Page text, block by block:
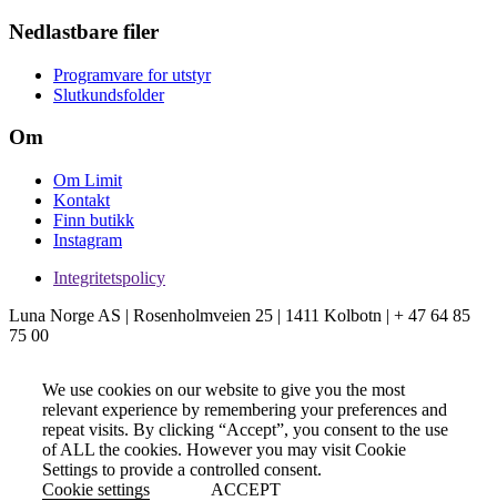
Nedlastbare filer
Programvare for utstyr
Slutkundsfolder
Om
Om Limit
Kontakt
Finn butikk
Instagram
Integritetspolicy
Luna Norge AS | Rosenholmveien 25 | 1411 Kolbotn | + 47 64 85
75 00
We use cookies on our website to give you the most
relevant experience by remembering your preferences and
repeat visits. By clicking “Accept”, you consent to the use
of ALL the cookies. However you may visit Cookie
Settings to provide a controlled consent.
Cookie settings
ACCEPT